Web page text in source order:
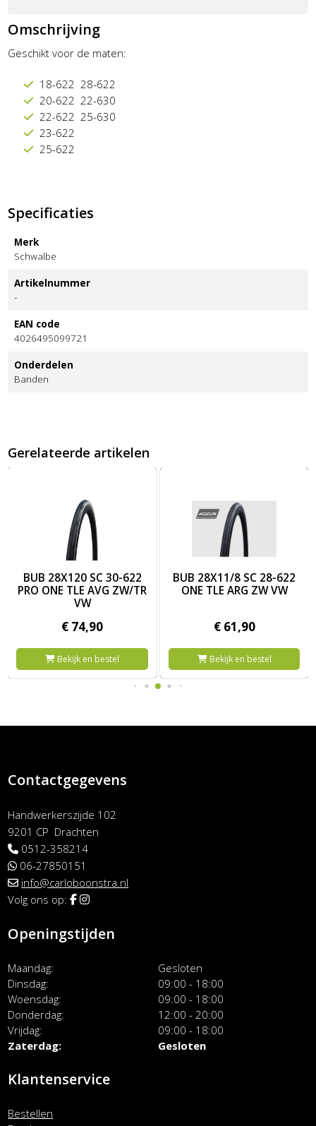
Omschrijving
Geschikt voor de maten:
18-622 28-622
20-622 22-630
22-622 25-630
23-622
25-622
Specificaties
Merk
Schwalbe
Artikelnummer
-
EAN code
4026495099721
Onderdelen
Banden
Gerelateerde artikelen
BUB 28X120 SC 30-622
PRO ONE TLE AVG ZW/TR
VW
€ 74,90
Bekijk en bestel
BUB 28X11/8 SC 28-622
ONE TLE ARG ZW VW
€ 61,90
Bekijk en bestel
Contactgegevens
Handwerkerszijde 102
9201 CP Drachten
0512-358214
06-27850151
info@carloboonstra.nl
Volg ons op:
Openingstijden
Maandag
Gesloten
Dinsdag
09:00 - 18:00
Woensdag
09:00 - 18:00
Donderdag
12:00 - 20:00
Vrijdag
09:00 - 18:00
Zaterdag
Gesloten
Klantenservice
Bestellen